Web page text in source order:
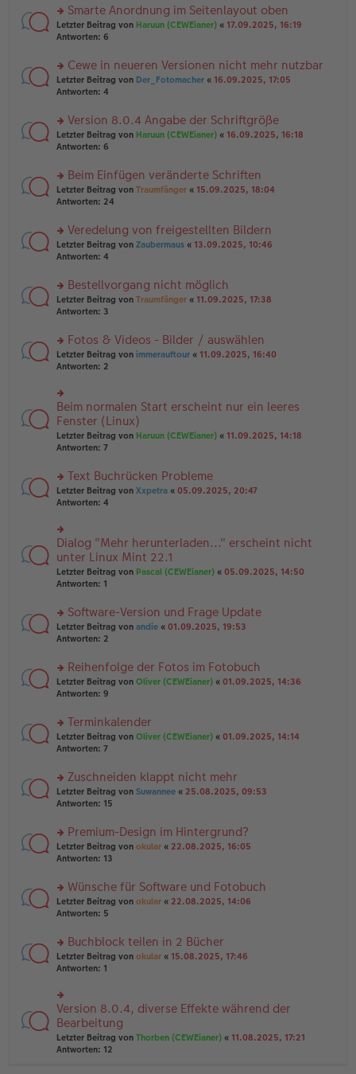
tr
a
g
e
n
er
tr
a
g
n
g
el
e
n
er
tr
a
g
rs
te
n
g
el
e
n
er
tr
a
g
Smarte Anordnung im Seitenlayout oben
Letzter Beitrag von Haruun (CEWEianer) « 17.09.2025, 16:19
Antworten: 6
rs
te
n
g
el
e
n
er
tr
a
g
Cewe in neueren Versionen nicht mehr nutzbar
Letzter Beitrag von Der_Fotomacher « 16.09.2025, 17:05
Antworten: 4
rs
te
n
g
el
e
n
er
tr
a
g
Version 8.0.4 Angabe der Schriftgröße
Letzter Beitrag von Haruun (CEWEianer) « 16.09.2025, 16:18
Antworten: 6
rs
te
n
g
el
e
n
er
tr
a
g
Beim Einfügen veränderte Schriften
Letzter Beitrag von Traumfänger « 15.09.2025, 18:04
Antworten: 24
rs
te
n
g
el
e
n
er
tr
a
g
Veredelung von freigestellten Bildern
Letzter Beitrag von Zaubermaus « 13.09.2025, 10:46
Antworten: 4
rs
te
n
g
el
e
n
er
B
ei
tr
g
Bestellvorgang nicht möglich
Letzter Beitrag von Traumfänger « 11.09.2025, 17:38
Antworten: 3
rs
te
u
n
g
el
es
e
er
B
ei
tr
g
Fotos & Videos - Bilder / auswählen
Letzter Beitrag von immerauftour « 11.09.2025, 16:40
Antworten: 2
rs
te
r
u
n
el
es
e
er
B
ei
tr
a
g
Beim normalen Start erscheint nur ein leeres
Fenster (Linux)
Letzter Beitrag von Haruun (CEWEianer) « 11.09.2025, 14:18
Antworten: 7
rs
te
u
n
g
el
es
e
er
B
ei
tr
g
Text Buchrücken Probleme
Letzter Beitrag von Xxpetra « 05.09.2025, 20:47
Antworten: 4
rs
te
r
u
n
el
es
e
B
ei
tr
g
Dialog "Mehr herunterladen..." erscheint nicht
unter Linux Mint 22.1
Letzter Beitrag von Pascal (CEWEianer) « 05.09.2025, 14:50
Antworten: 1
rs
te
n
g
el
e
n
er
tr
a
g
Software-Version und Frage Update
Letzter Beitrag von andie « 01.09.2025, 19:53
Antworten: 2
rs
te
n
g
el
e
n
er
tr
a
g
Reihenfolge der Fotos im Fotobuch
Letzter Beitrag von Oliver (CEWEianer) « 01.09.2025, 14:36
Antworten: 9
rs
te
n
g
el
e
n
er
tr
a
g
Terminkalender
Letzter Beitrag von Oliver (CEWEianer) « 01.09.2025, 14:14
Antworten: 7
rs
te
n
g
el
e
n
er
tr
a
g
Zuschneiden klappt nicht mehr
Letzter Beitrag von Suwannee « 25.08.2025, 09:53
Antworten: 15
rs
te
n
g
el
e
n
er
tr
a
g
Premium-Design im Hintergrund?
Letzter Beitrag von okular « 22.08.2025, 16:05
Antworten: 13
rs
te
n
g
el
e
n
er
B
ei
tr
Wünsche für Software und Fotobuch
Letzter Beitrag von okular « 22.08.2025, 14:06
Antworten: 5
rs
te
u
n
g
el
es
e
Buchblock teilen in 2 Bücher
Letzter Beitrag von okular « 15.08.2025, 17:46
Antworten: 1
rs
te
r
u
n
Version 8.0.4, diverse Effekte während der
Bearbeitung
Letzter Beitrag von Thorben (CEWEianer) « 11.08.2025, 17:21
Antworten: 12